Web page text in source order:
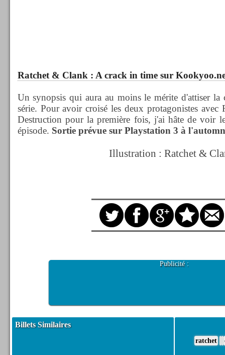
Ratchet & Clank : A crack in time sur
Un synopsis qui aura au moins le mérite d'attiser la
série. Pour avoir croisé les deux protagonistes
Destruction pour la première fois, j'ai hâte de voir
épisode. Sortie prévue sur Playstation 3 à
Illustration : Ratchet &
Publicité :
Billets Similaires
ratchet